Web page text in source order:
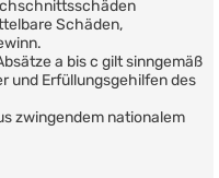
Schäden,
a bis c gilt sinngemäß
und Erfüllungsgehilfen des
zwingendem nationalem